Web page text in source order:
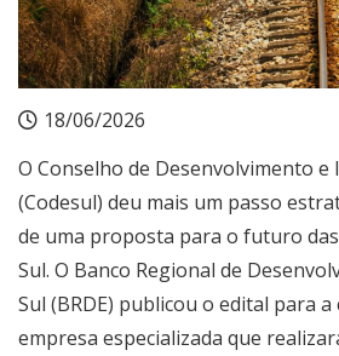
18/06/2026
O Conselho de Desenvolvimento e
(Codesul) deu mais um passo
de uma proposta para o futuro
Sul. O Banco Regional de
Sul (BRDE) publicou o edital para
empresa especializada que